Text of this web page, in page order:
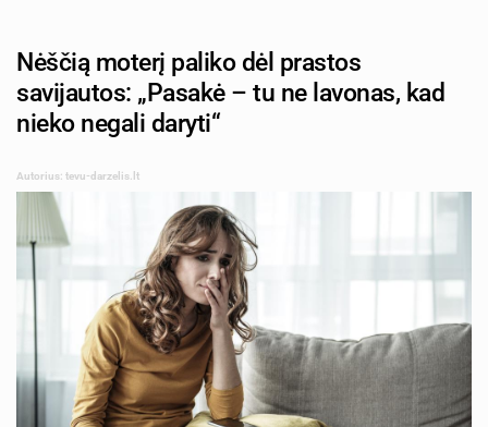
Nėščią moterį paliko dėl prastos
savijautos: „Pasakė – tu ne lavonas, kad
nieko negali daryti“
Autorius: tevu-darzelis.lt